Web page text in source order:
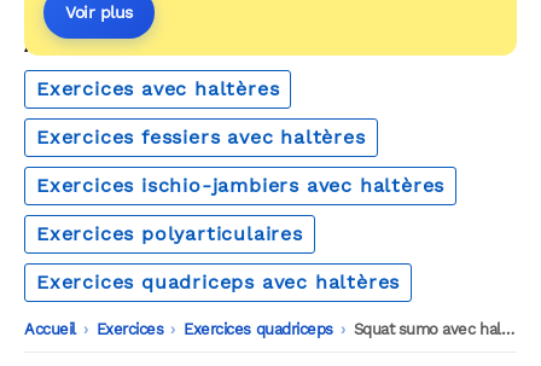
Voir plus
AUTOUR DU MÊME THÈME
Exercices avec haltères
Exercices fessiers avec haltères
Exercices ischio-jambiers avec haltères
Exercices polyarticulaires
Exercices quadriceps avec haltères
Accueil -
Exercices -
Exercices quadriceps -
Squat sumo avec haltère